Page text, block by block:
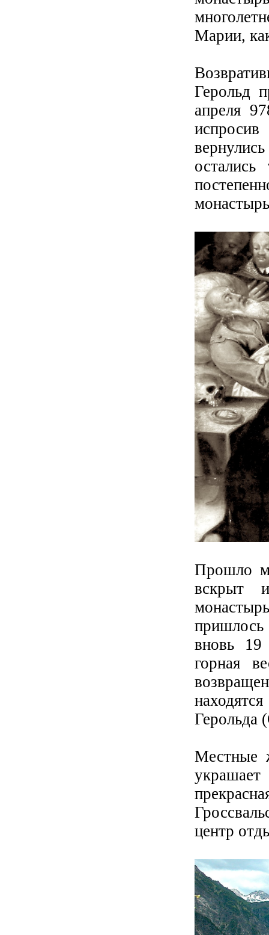
Марии,
Герольд
апреля
испросив
Прошло
вскрыт
вновь 19
горная
Герольда
Местные
центр